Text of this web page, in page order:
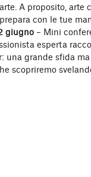
A proposito,
con le tue
giugno – Mini
esperta
una grande sfida
scopriremo